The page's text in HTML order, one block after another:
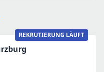
REKRUTIERUNG LÄUFT